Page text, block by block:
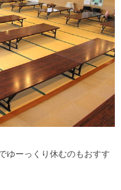
ゆーっくり休むのもおすす